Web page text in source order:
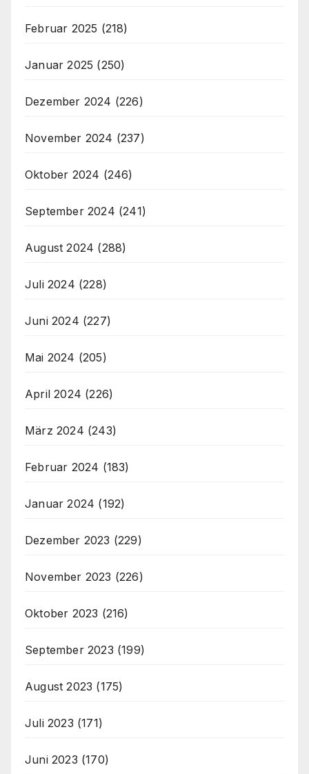
Februar 2025 (218)
Januar 2025 (250)
Dezember 2024 (226)
November 2024 (237)
Oktober 2024 (246)
September 2024 (241)
August 2024 (288)
Juli 2024 (228)
Juni 2024 (227)
Mai 2024 (205)
April 2024 (226)
März 2024 (243)
Februar 2024 (183)
Januar 2024 (192)
Dezember 2023 (229)
November 2023 (226)
Oktober 2023 (216)
September 2023 (199)
August 2023 (175)
Juli 2023 (171)
Juni 2023 (170)